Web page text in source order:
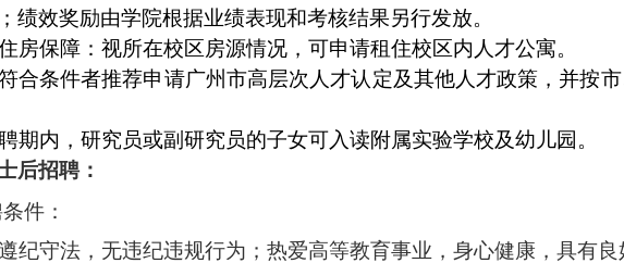
绩效奖励由学院根据业绩表现和考核结果另行发放。
房保障：视所在校区房源情况，可申请租住校区内人才公寓。
合条件者推荐申请广州市高层次人才认定及其他人才政策，并按
期内，研究员或副研究员的子女可入读附属实验学校及幼儿园。
后招聘：
件：
纪守法，无违纪违规行为；热爱高等教育事业，身心健康，具有良